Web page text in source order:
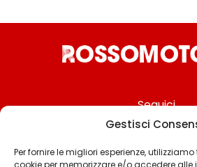
Gestisci
Per fornire le migliori esperienze,
cookie per memorizzare e/o accedere alle
Seguici